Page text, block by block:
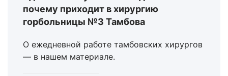
почему приходит в хирургию
горбольницы №3 Тамбова
О ежедневной работе тамбовских хирургов
— в нашем материале.